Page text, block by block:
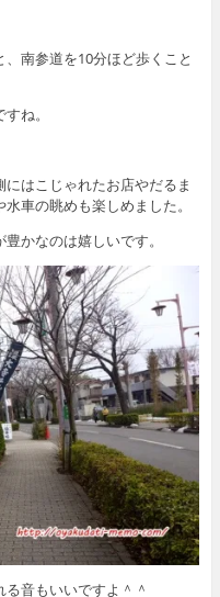
南参道を10分ほど歩くこと
ね。
はこじゃれたお店やだるま
車の眺めも楽しめました。
かなのは嬉しいです。
音もいいですよ＾＾